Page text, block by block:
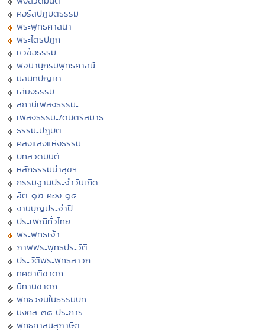
คอร์สปฏิบัติธรรม
พระพุทธศาสนา
พระไตรปิฏก
หัวข้อธรรม
พจนานุกรมพุทธศาสน์
มิลินทปัญหา
เสียงธรรม
สถานีเพลงธรรมะ
เพลงธรรมะ/ดนตรีสมาธิ
ธรรมะปฏิบัติ
คลังแสงแห่งธรรม
บทสวดมนต์
หลักธรรมนำสุขฯ
กรรมฐานประจำวันเกิด
ฮีต ๑๒ คอง ๑๔
งานบุญประจำปี
ประเพณีทั่วไทย
พระพุทธเจ้า
ภาพพระพุทธประวัติ
ประวัติพระพุทธสาวก
ทศชาติชาดก
นิทานชาดก
พุทธวจนในธรรมบท
มงคล ๓๘ ประการ
พุทธศาสนสุภาษิต